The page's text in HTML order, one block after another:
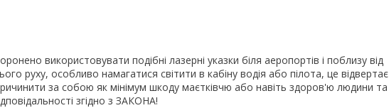
використовувати подібні лазерні указки біля аеропортів і поблизу від
руху, особливо намагатися світити в кабіну водія або пілота, це відвертає
за собою як мінімум шкоду маєтківчю або навіть здоров'ю людини та
згідно з ЗАКОНА!